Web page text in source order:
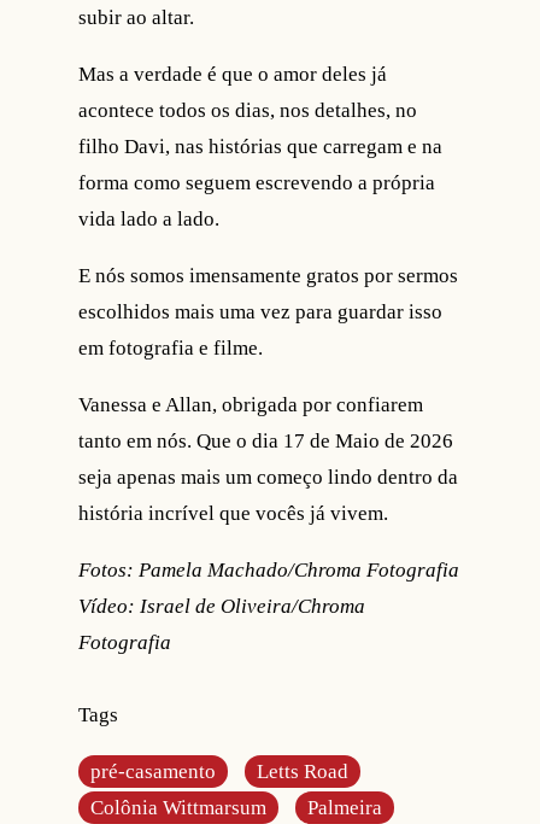
subir ao altar.
Mas a verdade é que o amor deles já
acontece todos os dias, nos detalhes, no
filho Davi, nas histórias que carregam e na
forma como seguem escrevendo a própria
vida lado a lado.
E nós somos imensamente gratos por sermos
escolhidos mais uma vez para guardar isso
em fotografia e filme.
Vanessa e Allan, obrigada por confiarem
tanto em nós. Que o dia 17 de Maio de 2026
seja apenas mais um começo lindo dentro da
história incrível que vocês já vivem.
Fotos: Pamela Machado/Chroma Fotografia
Vídeo: Israel de Oliveira/Chroma
Fotografia
Tags
pré-casamento
Letts Road
Colônia Wittmarsum
Palmeira